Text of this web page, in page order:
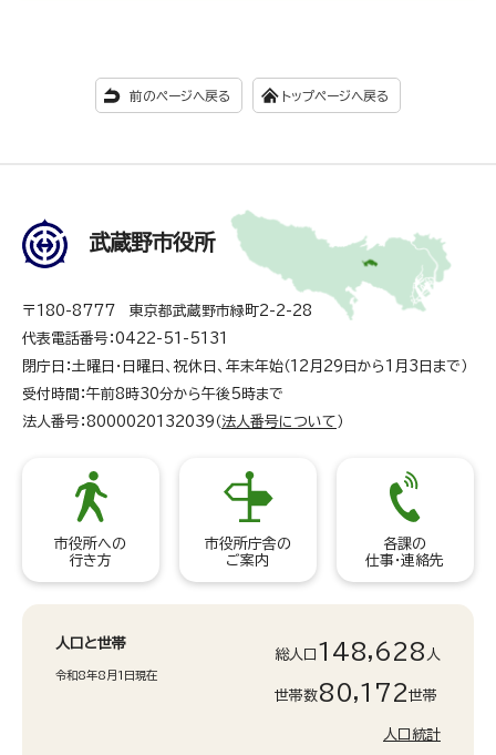
前のページへ戻る トップページへ戻る
武蔵野市役所
〒180-8777 東京都武蔵野市緑町2-2-28
代表電話番号：0422-51-5131
閉庁日：土曜日・日曜日、祝休日、年末年始（12月29日から1月3日まで）
受付時間：午前8時30分から午後5時まで
法人番号：8000020132039（ 法人番号について ）
市役所への
行き方
市役所庁舎の
ご案内
各課の
仕事・連絡先
人口と世帯
令和8年8月1日現在
総人口 148,628 人
世帯数80,172世帯
人口統計